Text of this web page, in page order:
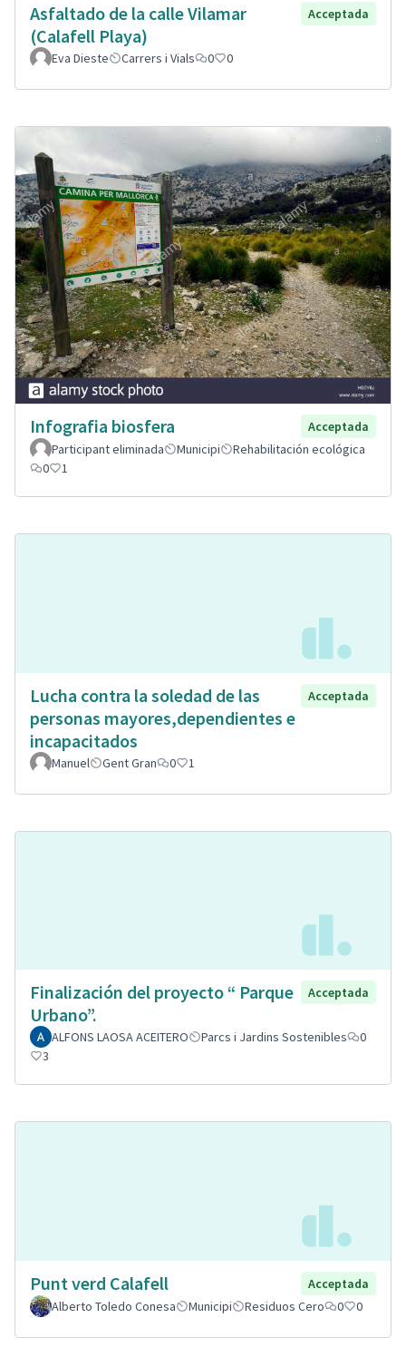
Asfaltado de la calle Vilamar
(Calafell Playa)
Acceptada
Eva Dieste Carrers i Vials 0 0
Infografia biosfera
Acceptada
Participant eliminada
Municipi
Rehabilitación ecológica
0
1
Lucha contra la soledad de las
personas mayores,dependientes e
incapacitados
Acceptada
Manuel Gent Gran 0 1
Finalización del proyecto “ Parque
Urbano”.
Acceptada
ALFONS LAOSA ACEITERO Parcs i Jardins Sostenibles
0
3
Punt verd Calafell
Acceptada
Alberto Toledo Conesa
Municipi Residuos Cero 0 0